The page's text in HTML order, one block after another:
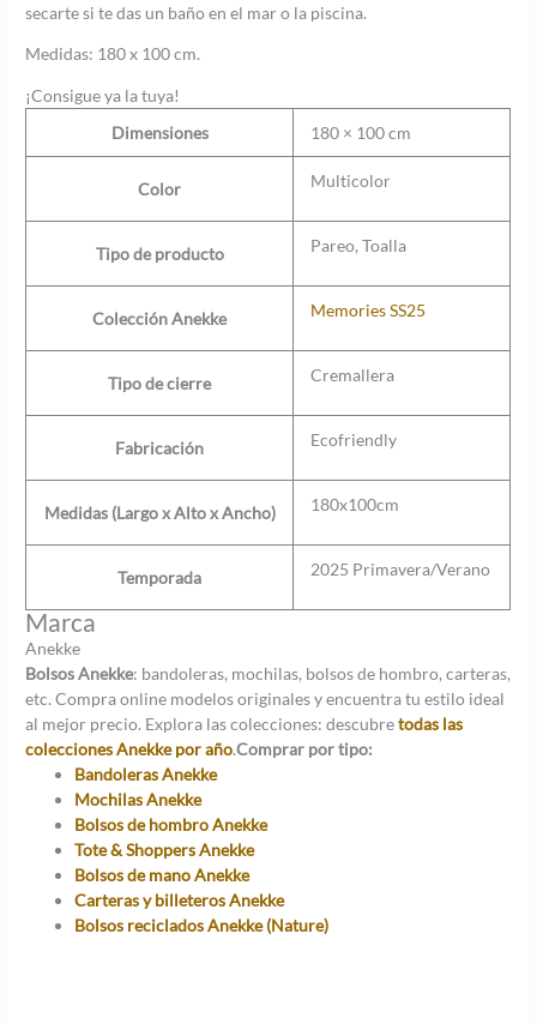
secarte si te das un baño en el mar o la piscina.
Medidas: 180 x 100 cm.
¡Consigue ya la tuya!
Dimensiones
180 × 100 cm
Color Multicolor
Tipo de producto Pareo, Toalla
Colección Anekke Memories SS25
Tipo de cierre Cremallera
Fabricación Ecofriendly
Medidas (Largo x Alto x Ancho) 180x100cm
Temporada 2025 Primavera/Verano
Marca
Anekke
Bolsos Anekke: bandoleras, mochilas, bolsos de hombro, carteras,
etc. Compra online modelos originales y encuentra tu estilo ideal
al mejor precio. Explora las colecciones: descubretodas las
colecciones Anekke por año.Comprar por tipo:
Bandoleras Anekke
Mochilas Anekke
Bolsos de hombro Anekke
Tote & Shoppers Anekke
Bolsos de mano Anekke
Carteras y billeteros Anekke
Bolsos reciclados Anekke (Nature)